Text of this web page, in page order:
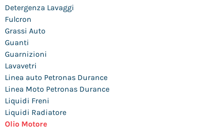
Detergenza Lavaggi
Fulcron
Grassi Auto
Guanti
Guarnizioni
Lavavetri
Linea auto Petronas Durance
Linea Moto Petronas Durance
Liquidi Freni
Liquidi Radiatore
Olio Motore